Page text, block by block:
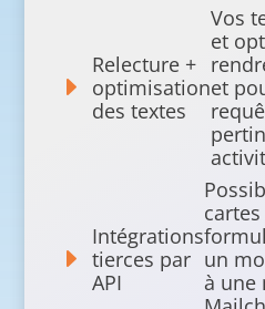
E
Relecture +
optimisation
des textes
Vos
et
et
E
Intégrations
tierces par
API
un
à une